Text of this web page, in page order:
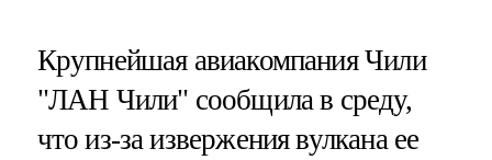
Крупнейшая авиакомпания Чили
"ЛАН Чили" сообщила в среду,
что из-за извержения вулкана ее